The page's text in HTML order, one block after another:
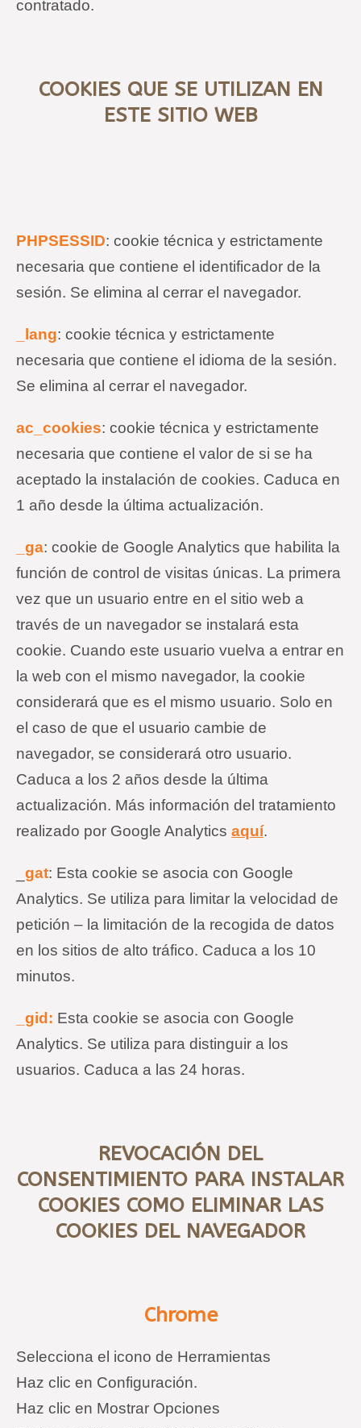
contratado.
COOKIES QUE SE UTILIZAN EN
ESTE SITIO WEB
PHPSESSID: cookie técnica y estrictamente
necesaria que contiene el identificador de la
sesión. Se elimina al cerrar el navegador.
_lang: cookie técnica y estrictamente
necesaria que contiene el idioma de la sesión.
Se elimina al cerrar el navegador.
ac_cookies: cookie técnica y estrictamente
necesaria que contiene el valor de si se ha
aceptado la instalación de cookies. Caduca en
1 año desde la última actualización.
_ga: cookie de Google Analytics que habilita la
función de control de visitas únicas. La primera
vez que un usuario entre en el sitio web a
través de un navegador se instalará esta
cookie. Cuando este usuario vuelva a entrar en
la web con el mismo navegador, la cookie
considerará que es el mismo usuario. Solo en
el caso de que el usuario cambie de
navegador, se considerará otro usuario.
Caduca a los 2 años desde la última
actualización. Más información del tratamiento
realizado por Google Analytics aquí.
gat: Esta cookie se asocia con Google
Analytics. Se utiliza para limitar la velocidad de
petición – la limitación de la recogida de datos
en los sitios de alto tráfico. Caduca a los 10
minutos.
_gid: Esta cookie se asocia con Google
Analytics. Se utiliza para distinguir a los
usuarios. Caduca a las 24 horas.
REVOCACIÓN DEL
CONSENTIMIENTO PARA INSTALAR
COOKIES COMO ELIMINAR LAS
COOKIES DEL NAVEGADOR
Chrome
Selecciona el icono de Herramientas
Haz clic en Configuración.
Haz clic en Mostrar Opciones